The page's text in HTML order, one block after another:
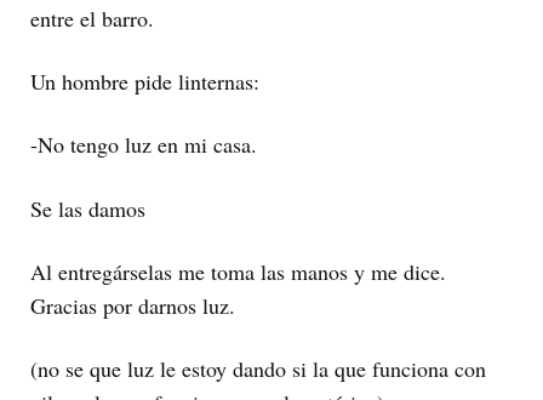
entre el barro.
Un hombre pide linternas:
-No tengo luz en mi casa.
Se las damos
Al entregárselas me toma las manos y me dice.
Gracias por darnos luz.
(no se que luz le estoy dando si la que funciona con